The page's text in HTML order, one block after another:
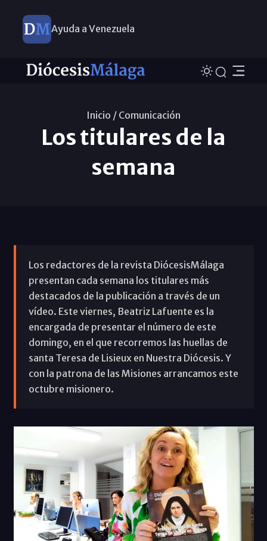
Ayuda a Venezuela
Inicio / Comunicación
Los titulares de la
semana
Los redactores de la revista DiócesisMálaga
presentan cada semana los titulares más
destacados de la publicación a través de un
vídeo. Este viernes, Beatriz Lafuente es la
encargada de presentar el número de este
domingo, en el que recorremos las huellas de
santa Teresa de Lisieux en Nuestra Diócesis. Y
con la patrona de las Misiones arrancamos este
octubre misionero.